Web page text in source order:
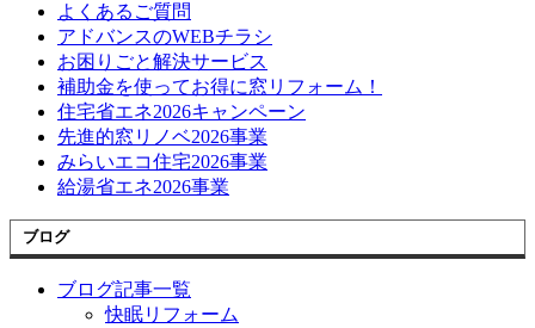
よくあるご質問
アドバンスのWEBチラシ
お困りごと解決サービス
補助金を使ってお得に窓リフォーム！
住宅省エネ2026キャンペーン
先進的窓リノベ2026事業
みらいエコ住宅2026事業
給湯省エネ2026事業
ブログ
ブログ記事一覧
快眠リフォーム